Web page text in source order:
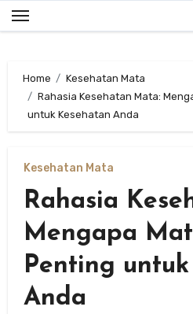
Skip
to
Home
Kesehatan Mata
Rahasia Kesehatan Mata:
untuk Kesehatan Anda
Kesehatan Mata
Rahasia
Mengapa
Penting
Anda